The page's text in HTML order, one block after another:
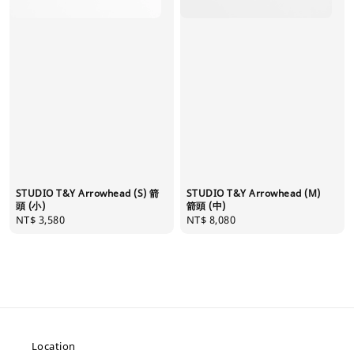
STUDIO T&Y Arrowhead (S) 箭
頭 (小)
Regular
NT$ 3,580
STUDIO T&Y Arrowhead (M)
箭頭 (中)
Regular
NT$ 8,080
Location